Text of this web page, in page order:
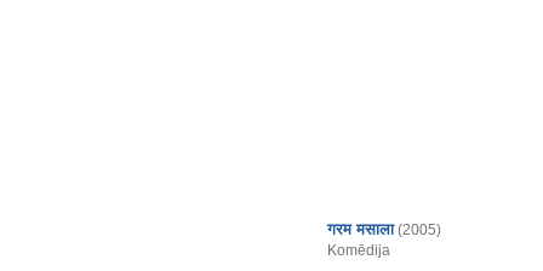
गरम मसाला (2005)
Komēdija